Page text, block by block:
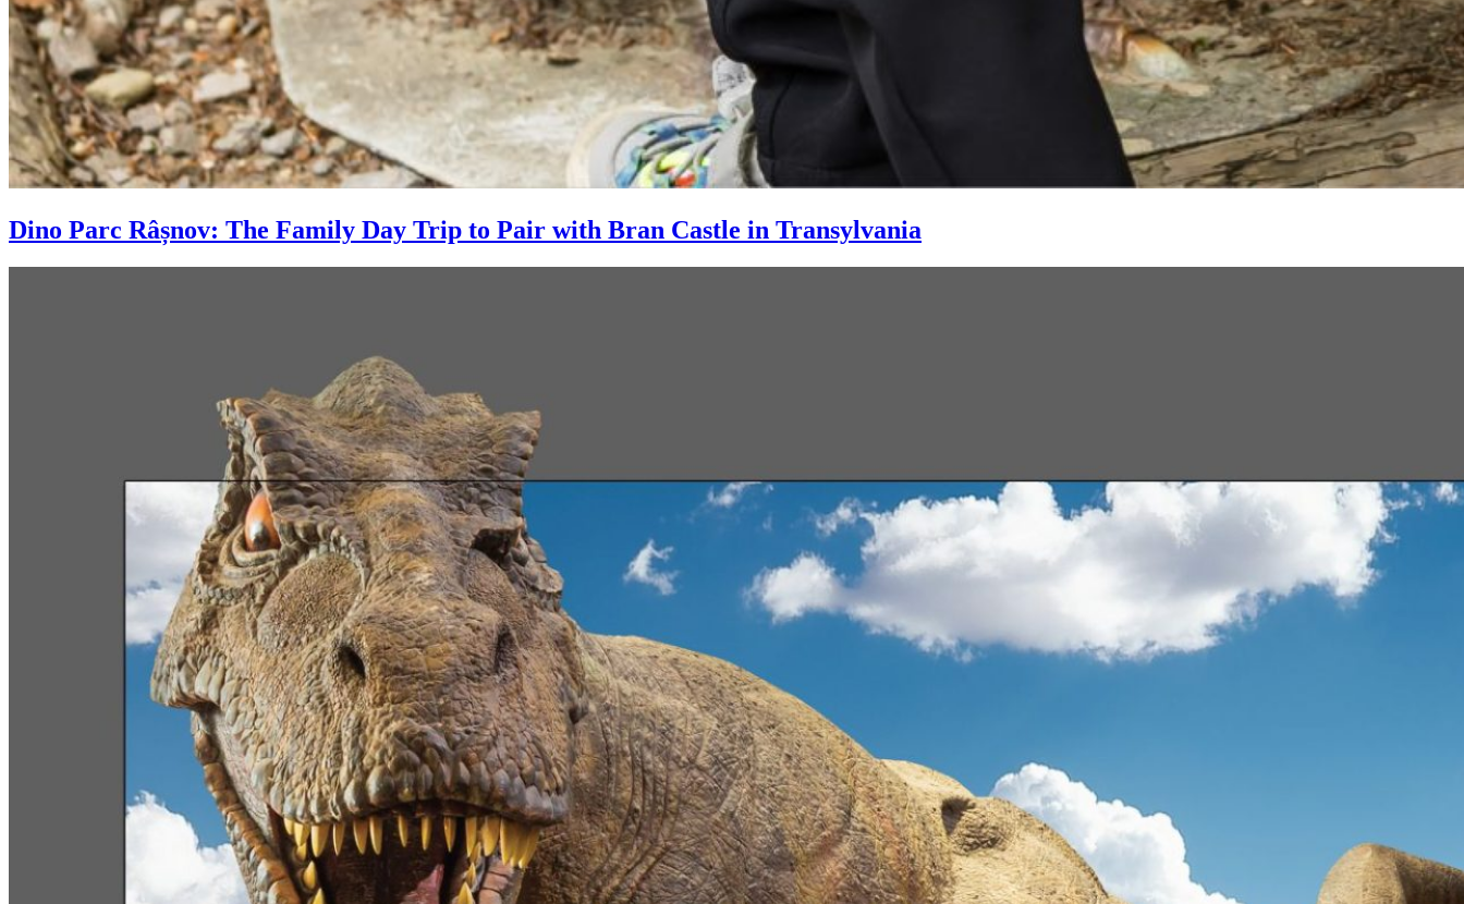
Dino Parc Râșnov: The Family Day Trip to Pair with Bran Castle in Transylvania